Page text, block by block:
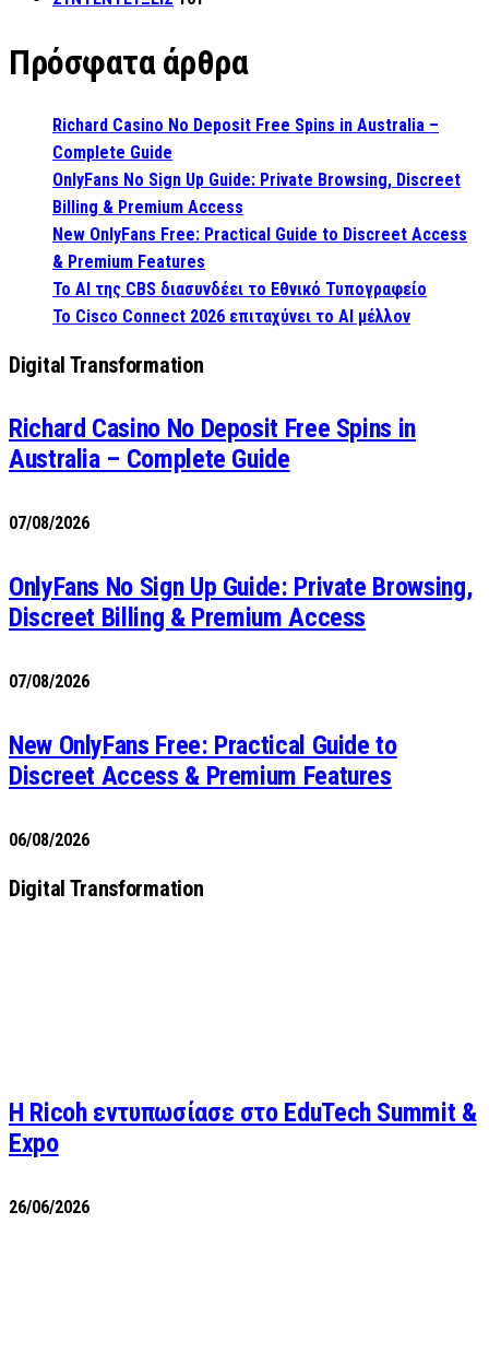
Πρόσφατα άρθρα
Richard Casino No Deposit Free Spins in Australia –
Complete Guide
OnlyFans No Sign Up Guide: Private Browsing, Discreet
Billing & Premium Access
New OnlyFans Free: Practical Guide to Discreet Access
& Premium Features
Το AI της CBS διασυνδέει το Εθνικό Τυπογραφείο
Το Cisco Connect 2026 επιταχύνει το AI μέλλον
Digital Transformation
Richard Casino No Deposit Free Spins in
Australia – Complete Guide
07/08/2026
OnlyFans No Sign Up Guide: Private Browsing,
Discreet Billing & Premium Access
07/08/2026
New OnlyFans Free: Practical Guide to
Discreet Access & Premium Features
06/08/2026
Digital Transformation
Η Ricoh εντυπωσίασε στο EduTech Summit &
Expo
26/06/2026